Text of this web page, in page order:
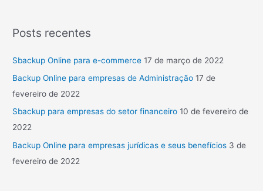
Posts recentes
Sbackup Online para e-commerce 17 de março de 2022
Backup Online para empresas de Administração 17 de
fevereiro de 2022
Sbackup para empresas do setor financeiro 10 de fevereiro de
2022
Backup Online para empresas jurídicas e seus benefícios 3 de
fevereiro de 2022